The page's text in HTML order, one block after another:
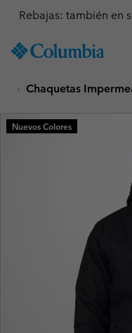
TO
SKIP
MAIN
NAV
Rebajas: también en
Chaquetas
Nuevos Colores